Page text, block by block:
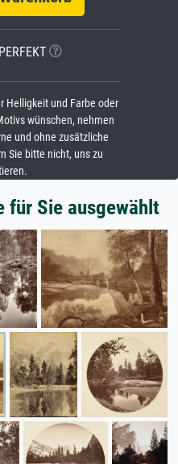
PERFEKT
Helligkeit und Farbe oder
wünschen, nehmen
und ohne zusätzliche
Sie bitte nicht, uns zu
für Sie ausgewählt